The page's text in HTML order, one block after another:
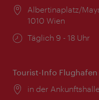
Ort:
Albertinaplatz/
1010 Wien
Öffnungszeiten:
Täglich 9 - 18 Uhr
Tourist-Info Flughafen
Ort:
in der Ankunftshalle